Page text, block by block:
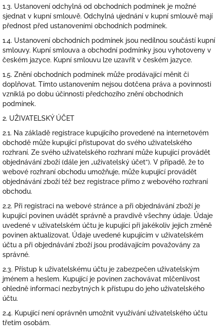
1.3. Ustanovení odchylná od obchodních podmínek je možné
sjednat v kupní smlouvě. Odchylná ujednání v kupní smlouvě mají
přednost před ustanoveními obchodních podmínek.
1.4. Ustanovení obchodních podmínek jsou nedílnou součástí kupní
smlouvy. Kupní smlouva a obchodní podmínky jsou vyhotoveny v
českém jazyce. Kupní smlouvu lze uzavřít v českém jazyce.
1.5. Znění obchodních podmínek může prodávající měnit či
doplňovat. Tímto ustanovením nejsou dotčena práva a povinnosti
vzniklá po dobu účinnosti předchozího znění obchodních
podmínek.
2. UŽIVATELSKÝ ÚČET
2.1. Na základě registrace kupujícího provedené na internetovém
obchodě může kupující přistupovat do svého uživatelského
rozhraní. Ze svého uživatelského rozhraní může kupující provádět
objednávání zboží (dále jen „uživatelský účet“). V případě, že to
webové rozhraní obchodu umožňuje, může kupující provádět
objednávání zboží též bez registrace přímo z webového rozhraní
obchodu.
2.2. Při registraci na webové stránce a při objednávání zboží je
kupující povinen uvádět správně a pravdivě všechny údaje. Údaje
uvedené v uživatelském účtu je kupující při jakékoliv jejich změně
povinen aktualizovat. Údaje uvedené kupujícím v uživatelském
účtu a při objednávání zboží jsou prodávajícím považovány za
správné.
2.3. Přístup k uživatelskému účtu je zabezpečen uživatelským
jménem a heslem. Kupující je povinen zachovávat mlčenlivost
ohledně informací nezbytných k přístupu do jeho uživatelského
účtu.
2.4. Kupující není oprávněn umožnit využívání uživatelského účtu
třetím osobám.